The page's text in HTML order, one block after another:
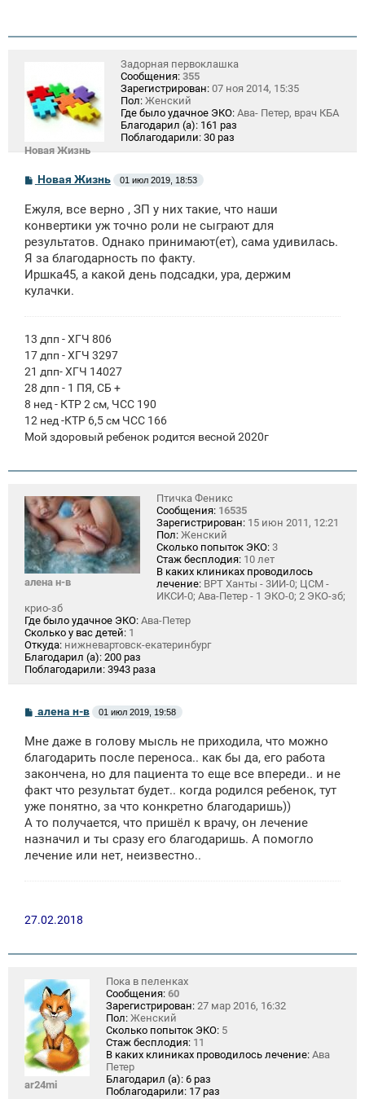
Новая Жизнь
Задорная первоклашка
Сообщения: 355
Зарегистрирован: 07 ноя 2014, 15:35
Пол: Женский
Где было удачное ЭКО: Ава- Петер, врач КБА
Благодарил (а): 161 раз
Поблагодарили: 30 раз
С
б
щ
н
и
Новая Жизнь 01 июл 2019, 18:53
Ежуля, все верно , ЗП у них такие, что наши
конвертики уж точно роли не сыграют для
результатов. Однако принимают(ет), сама удивилась.
Я за благодарность по факту.
Иршка45, а какой день подсадки, ура, держим
кулачки.
13 дпп - ХГЧ 806
17 дпп - ХГЧ 3297
21 дпп- ХГЧ 14027
28 дпп - 1 ПЯ, СБ +
8 нед - КТР 2 см, ЧСС 190
12 нед -КТР 6,5 см ЧСС 166
Мой здоровый ребенок родится весной 2020г
алена н-в
Птичка Феникс
Сообщения: 16535
Зарегистрирован: 15 июн 2011, 12:21
Пол: Женский
Сколько попыток ЭКО: 3
Стаж бесплодия: 10 лет
В каких клиниках проводилось
лечение: ВРТ Ханты - 3ИИ-0; ЦСМ -
ИКСИ-0; Ава-Петер - 1 ЭКО-0; 2 ЭКО-зб;
крио-зб
Где было удачное ЭКО: Ава-Петер
Сколько у вас детей: 1
Откуда: нижневартовск-екатеринбург
Благодарил (а): 200 раз
Поблагодарили: 3943 раза
С
о
б
щ
н
и
алена н-в 01 июл 2019, 19:58
Мне даже в голову мысль не приходила, что можно
благодарить после переноса.. как бы да, его работа
закончена, но для пациента то еще все впереди.. и не
факт что результат будет.. когда родился ребенок, тут
уже понятно, за что конкретно благодаришь))
А то получается, что пришёл к врачу, он лечение
назначил и ты сразу его благодаришь. А помогло
лечение или нет, неизвестно..
27.02.2018
ar24mi
Пока в пеленках
Сообщения: 60
Зарегистрирован: 27 мар 2016, 16:32
Пол: Женский
Сколько попыток ЭКО: 5
Стаж бесплодия: 11
В каких клиниках проводилось лечение: Ава
Петер
Благодарил (а): 6 раз
Поблагодарили: 17 раз